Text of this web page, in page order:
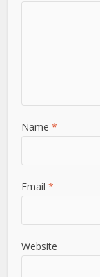
Name *
Email *
Website